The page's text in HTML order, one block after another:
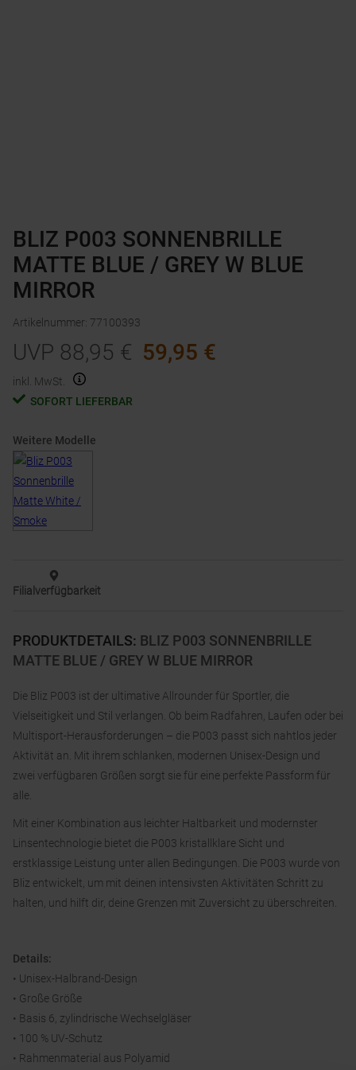
PRODUKTDETAILS: BLIZ P003 SONNENBRILLE
MATTE BLUE / GREY W BLUE MIRROR
Die Bliz P003 ist der ultimative Allrounder für Sportler, die
Vielseitigkeit und Stil verlangen. Ob beim Radfahren, Laufen oder bei
Multisport-Herausforderungen – die P003 passt sich nahtlos jeder
Aktivität an. Mit ihrem schlanken, modernen Unisex-Design und
zwei verfügbaren Größen sorgt sie für eine perfekte Passform für
alle.
Mit einer Kombination aus leichter Haltbarkeit und modernster
Linsentechnologie bietet die P003 kristallklare Sicht und
erstklassige Leistung unter allen Bedingungen. Die P003 wurde von
Bliz entwickelt, um mit deinen intensivsten Aktivitäten Schritt zu
halten, und hilft dir, deine Grenzen mit Zuversicht zu überschreiten.
Details:
• Unisex-Halbrand-Design
• Große Größe
• Basis 6, zylindrische Wechselgläser
• 100 % UV-Schutz
• Rahmenmaterial aus Polyamid
BLIZ P003 SONNENBRILLE
MATTE BLUE / GREY W BLUE
MIRROR
Artikelnummer: 77100393
UVP 88,95 € 59,95 €
inkl. MwSt.
SOFORT LIEFERBAR
Weitere Modelle
Filialverfügbarkeit